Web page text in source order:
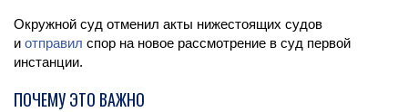
Окружной суд отменил акты нижестоящих судов
и отправил спор на новое рассмотрение в суд первой
инстанции.
ПОЧЕМУ ЭТО ВАЖНО